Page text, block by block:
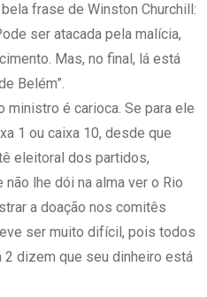
frase de Winston Churchill:
ser atacada pela malícia,
Mas, no final, lá está
Belém”.
ministro é carioca. Se para ele
1 ou caixa 10, desde que
eleitoral dos partidos,
lhe dói na alma ver o Rio
a doação nos comitês
ser muito difícil, pois todos
dizem que seu dinheiro está